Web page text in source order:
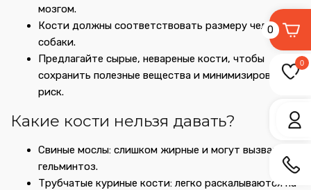
0
0
мозгом.
Кости должны соответствовать размеру челюсти
собаки.
Предлагайте сырые, невареные кости, чтобы
сохранить полезные вещества и минимизировать
риск.
Какие кости нельзя давать?
Свиные мослы: слишком жирные и могут вызвать
гельминтоз.
Трубчатые куриные кости: легко раскалываются на